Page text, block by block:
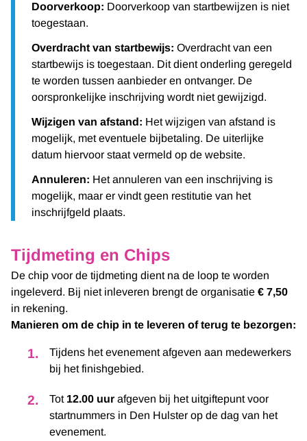
Doorverkoop: Doorverkoop van startbewijzen is niet
toegestaan.
Overdracht van startbewijs: Overdracht van een
startbewijs is toegestaan. Dit dient onderling geregeld
te worden tussen aanbieder en ontvanger. De
oorspronkelijke inschrijving wordt niet gewijzigd.
Wijzigen van afstand: Het wijzigen van afstand is
mogelijk, met eventuele bijbetaling. De uiterlijke
datum hiervoor staat vermeld op de website.
Annuleren: Het annuleren van een inschrijving is
mogelijk, maar er vindt geen restitutie van het
inschrijfgeld plaats.
Tijdmeting en Chips
De chip voor de tijdmeting dient na de loop te worden
ingeleverd. Bij niet inleveren brengt de organisatie € 7,50
in rekening.
Manieren om de chip in te leveren of terug te bezorgen:
Tijdens het evenement afgeven aan medewerkers
bij het finishgebied.
Tot 12.00 uur afgeven bij het uitgiftepunt voor
startnummers in Den Hulster op de dag van het
evenement.